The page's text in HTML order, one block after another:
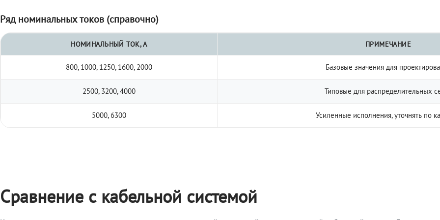
Ряд номинальных токов (справочно)
НОМИНАЛЬНЫЙ ТОК, А ПРИМЕЧАНИЕ
800, 1000, 1250, 1600, 2000 Базовые значения для
2500, 3200, 4000 Типовые для распределительных
5000, 6300 Усиленные исполнения, уточнять по
Сравнение с кабельной системой